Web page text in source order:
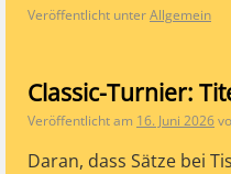
Veröffentlicht unterAllgemein
Classic-Turnier:
Veröffentlicht am 16. Juni 2026
Daran, dass Sätze bei